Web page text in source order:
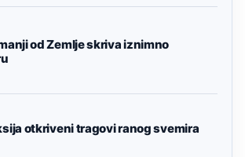
od Zemlje skriva iznimno
otkriveni tragovi ranog svemira